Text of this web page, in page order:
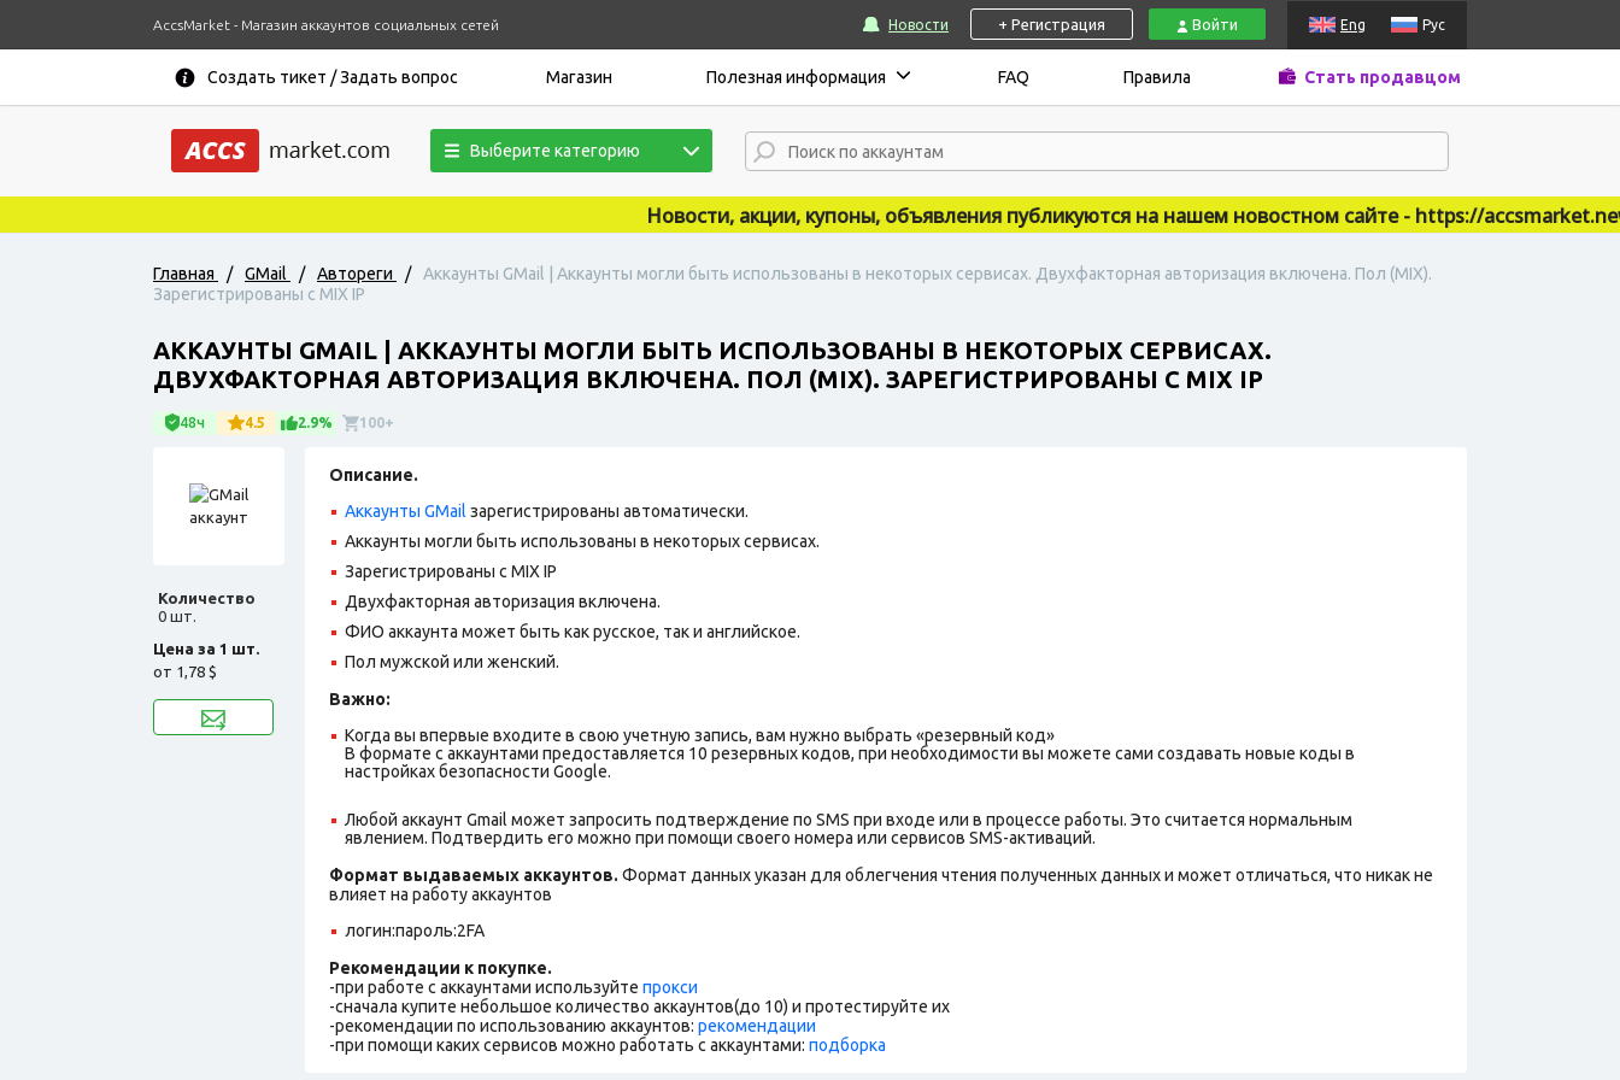
AccsMarket - Магазин аккаунтов социальных сетей Новости + Регистрация Войти Eng Рус
Создать тикет / Задать вопрос Магазин Полезная информация FAQ Правила Стать продавцом
Выберите категорию
Новости, акции, купоны, объявления публикуются на нашем новостном сайте - https://accsmarket.news
Главная / GMail / Автореги /
Аккаунты GMail | Аккаунты могли быть использованы в некоторых сервисах. Двухфакторная авторизация включена. Пол (MIX).
Зарегистрированы с MIX IP
АККАУНТЫ GMAIL | АККАУНТЫ МОГЛИ БЫТЬ ИСПОЛЬЗОВАНЫ В НЕКОТОРЫХ СЕРВИСАХ.
ДВУХФАКТОРНАЯ АВТОРИЗАЦИЯ ВКЛЮЧЕНА. ПОЛ (MIX). ЗАРЕГИСТРИРОВАНЫ С MIX IP
48ч 4.5 2.9% 100+
Количество
0 шт.
Цена за 1 шт.
от 1,78 $
Описание.
Аккаунты GMail зарегистрированы автоматически.
Аккаунты могли быть использованы в некоторых сервисах.
Зарегистрированы с MIX IP
Двухфакторная авторизация включена.
ФИО аккаунта может быть как русское, так и английское.
Пол мужской или женский.
Важно:
Когда вы впервые входите в свою учетную запись, вам нужно выбрать «резервный код»
В формате с аккаунтами предоставляется 10 резервных кодов, при необходимости вы можете сами создавать новые коды в
настройках безопасности Google.
Любой аккаунт Gmail может запросить подтверждение по SMS при входе или в процессе работы. Это считается нормальным
явлением. Подтвердить его можно при помощи своего номера или сервисов SMS-активаций.
Формат выдаваемых аккаунтов. Формат данных указан для облегчения чтения полученных данных и может отличаться, что никак не
влияет на работу аккаунтов
логин:пароль:2FA
Рекомендации к покупке.
-при работе с аккаунтами используйте прокси
-сначала купите небольшое количество аккаунтов(до 10) и протестируйте их
-рекомендации по использованию аккаунтов: рекомендации
-при помощи каких сервисов можно работать с аккаунтами: подборка